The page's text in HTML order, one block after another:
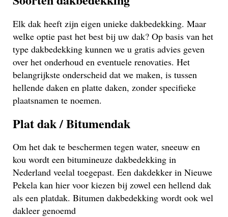
Elk dak heeft zijn eigen unieke dakbedekking. Maar
welke optie past het best bij uw dak? Op basis van het
type dakbedekking kunnen we u gratis advies geven
over het onderhoud en eventuele renovaties. Het
belangrijkste onderscheid dat we maken, is tussen
hellende daken en platte daken, zonder specifieke
plaatsnamen te noemen.
Plat dak / Bitumendak
Om het dak te beschermen tegen water, sneeuw en
kou wordt een bitumineuze dakbedekking in
Nederland veelal toegepast. Een dakdekker in Nieuwe
Pekela kan hier voor kiezen bij zowel een hellend dak
als een platdak. Bitumen dakbedekking wordt ook wel
dakleer genoemd